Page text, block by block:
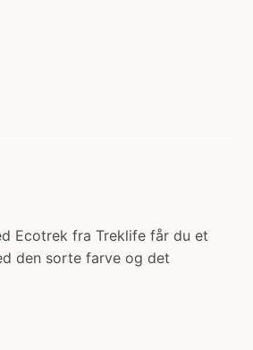
Ecotrek fra Treklife får du et
den sorte farve og det